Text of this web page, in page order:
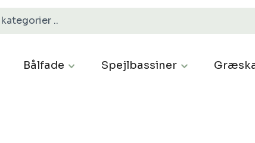
Bålfade Spejlbassiner